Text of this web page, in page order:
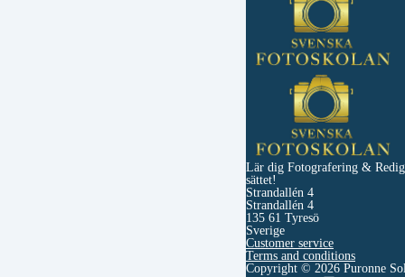
Lär dig Fotografering &
sättet!
Strandallén 4
Strandallén 4
135 61 Tyresö
Sverige
Customer service
Terms and conditions
Copyright © 2026 Puronne